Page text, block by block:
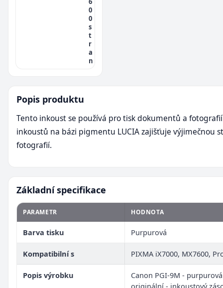
0
0
s
t
r
a
n
Popis produktu
Tento inkoust se používá pro tisk dokumentů a
inkoustů na bázi pigmentu LUCIA zajišťuje výjimečnou
fotografií.
Základní specifikace
PARAMETR HODNOTA
Barva tisku Purpurová
Kompatibilní s PIXMA iX7000, MX7600,
Popis výrobku
Canon PGI-9M -
originální - inkoustový